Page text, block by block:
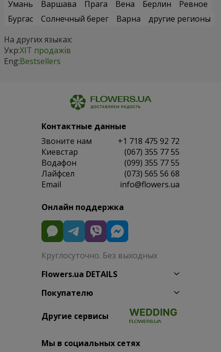
Умань
Варшава Прага Вена Берлин
Ревное
Бургас
Солнечный берег Варна
другие регионы
На других языках:
Укр:ХІТ продажів
Eng:Bestsellers
Контактные данные
Звоните нам
+1 718 475 92 72
Киевстар
(067) 355 77 55
Водафон
(099) 355 77 55
Лайфсел
(073) 565 56 68
Email
info@flowers.ua
Онлайн поддержка
Круглосуточно. Без выходных
Flowers.ua DETAILS
Покупателю
Другие сервисы
Мы в социальных сетях